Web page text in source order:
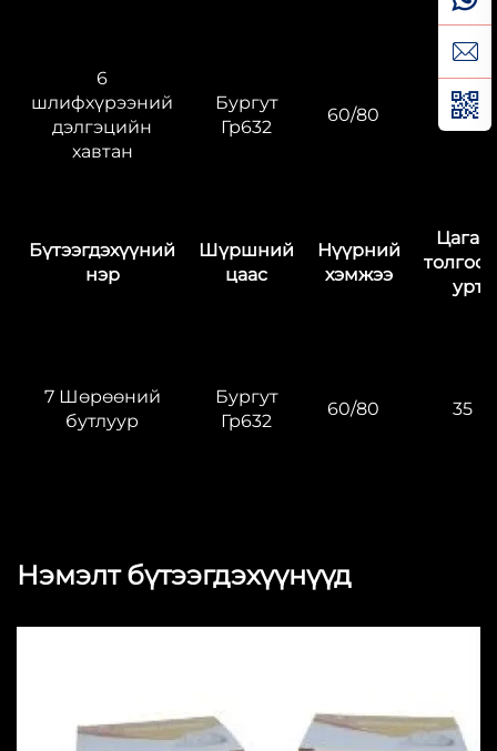
6
шлифхүрээний
дэлгэцийн
хавтан
Бургут
Гр632
60/80 35
Бүтээгдэхүүний
нэр
Шүршний
цаас
Нүүрний
хэмжээ
урт
7 Шөрөөний
бутлуур
Бургут
Гр632
60/80 35
Нэмэлт бүтээгдэхүүнүүд